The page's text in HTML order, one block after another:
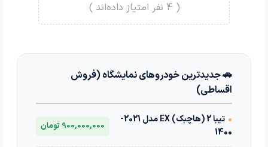
(
4 نفر امتیاز داده‌اند )
🚗 جدیدترین خودروهای نمایشگاه (فروش
اقساطی)
•
تیبا 2 (هاچبک) EX مدل 2021-
1400
900,000,000 تومان